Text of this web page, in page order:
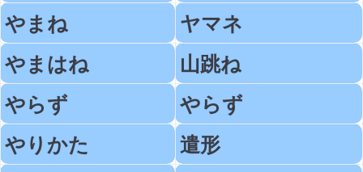
やまね
ヤマネ
やまはね
山跳ね
やらず
やらず
やりかた
遣形